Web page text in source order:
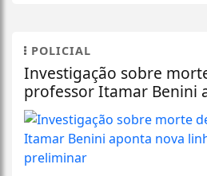
POLICIAL
Investigação sobre
professor Itamar Benini